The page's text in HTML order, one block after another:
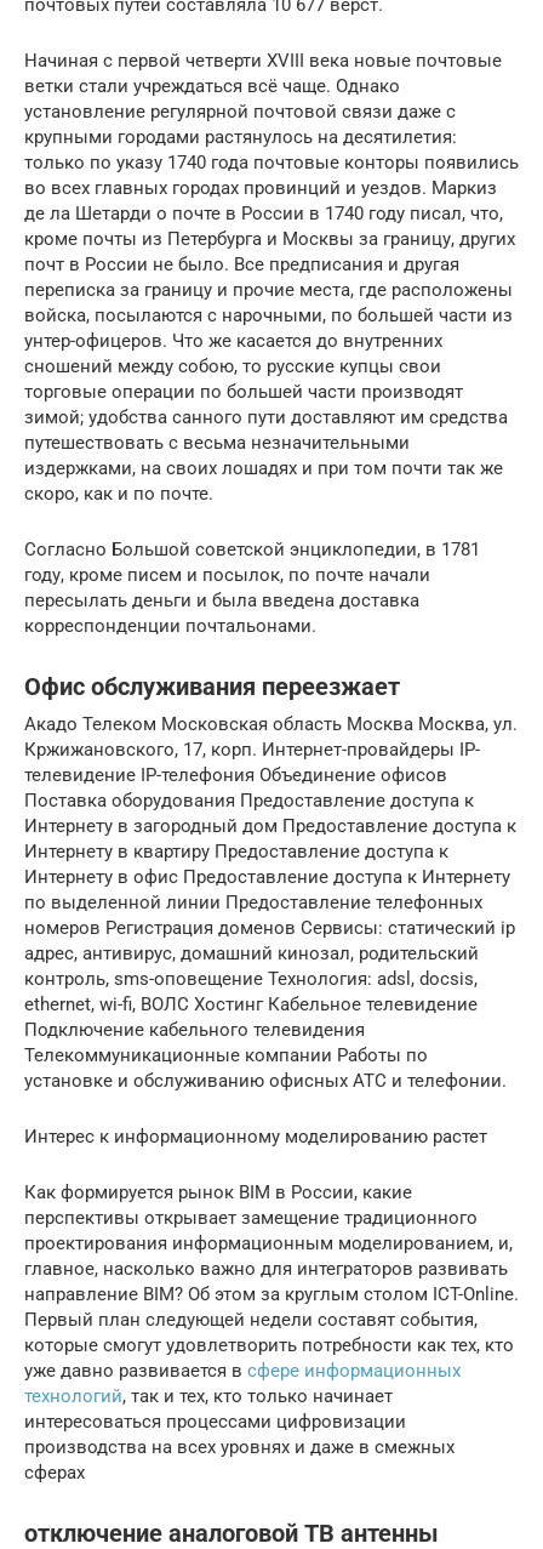
почтовых путей составляла 10 677 вёрст.
Начиная с первой четверти XVIII века новые почтовые
ветки стали учреждаться всё чаще. Однако
установление регулярной почтовой связи даже с
крупными городами растянулось на десятилетия:
только по указу 1740 года почтовые конторы появились
во всех главных городах провинций и уездов. Маркиз
де ла Шетарди о почте в России в 1740 году писал, что,
кроме почты из Петербурга и Москвы за границу, других
почт в России не было. Все предписания и другая
переписка за границу и прочие места, где расположены
войска, посылаются с нарочными, по большей части из
унтер-офицеров. Что же касается до внутренних
сношений между собою, то русские купцы свои
торговые операции по большей части производят
зимой; удобства санного пути доставляют им средства
путешествовать с весьма незначительными
издержками, на своих лошадях и при том почти так же
скоро, как и по почте.
Согласно Большой советской энциклопедии, в 1781
году, кроме писем и посылок, по почте начали
пересылать деньги и была введена доставка
корреспонденции почтальонами.
Офис обслуживания переезжает
Акадо Телеком Московская область Москва Москва, ул.
Кржижановского, 17, корп. Интернет-провайдеры IP-
телевидение IP-телефония Объединение офисов
Поставка оборудования Предоставление доступа к
Интернету в загородный дом Предоставление доступа к
Интернету в квартиру Предоставление доступа к
Интернету в офис Предоставление доступа к Интернету
по выделенной линии Предоставление телефонных
номеров Регистрация доменов Сервисы: статический ip
адрес, антивирус, домашний кинозал, родительский
контроль, sms-оповещение Технология: adsl, docsis,
ethernet, wi-fi, ВОЛС Хостинг Кабельное телевидение
Подключение кабельного телевидения
Телекоммуникационные компании Работы по
установке и обслуживанию офисных АТС и телефонии.
Интерес к информационному моделированию растет
Как формируется рынок BIM в России, какие
перспективы открывает замещение традиционного
проектирования информационным моделированием, и,
главное, насколько важно для интеграторов развивать
направление BIM? Об этом за круглым столом ICT-Online.
Первый план следующей недели составят события,
которые смогут удовлетворить потребности как тех, кто
уже давно развивается в сфере информационных
технологий, так и тех, кто только начинает
интересоваться процессами цифровизации
производства на всех уровнях и даже в смежных
сферах
отключение аналоговой ТВ антенны